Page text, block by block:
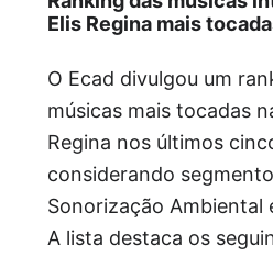
Elis Regina mais
O Ecad divulgou um
músicas mais tocadas
Regina nos últimos
considerando
Sonorização Ambiental
A lista destaca os